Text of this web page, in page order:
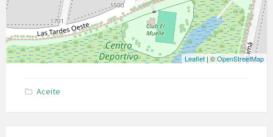
Leaflet| ©OpenStreetMap
Aceite